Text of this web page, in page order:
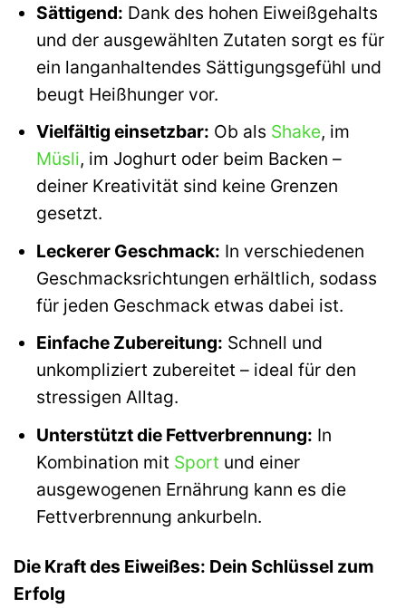
Sättigend: Dank des hohen Eiweißgehalts
und der ausgewählten Zutaten sorgt es für
ein langanhaltendes Sättigungsgefühl und
beugt Heißhunger vor.
Vielfältig einsetzbar: Ob als Shake, im
Müsli, im Joghurt oder beim Backen –
deiner Kreativität sind keine Grenzen
gesetzt.
Leckerer Geschmack: In verschiedenen
Geschmacksrichtungen erhältlich, sodass
für jeden Geschmack etwas dabei ist.
Einfache Zubereitung: Schnell und
unkompliziert zubereitet – ideal für den
stressigen Alltag.
Unterstützt die Fettverbrennung: In
Kombination mit Sport und einer
ausgewogenen Ernährung kann es die
Fettverbrennung ankurbeln.
Die Kraft des Eiweißes: Dein Schlüssel zum
Erfolg